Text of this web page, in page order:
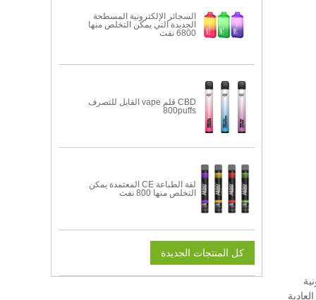
السجائر الإلكترونية المسطحة
الجديدة التي يمكن التخلص منها
6800 نفث
CBD قلم vape القابل للتصرف
800puffs
لفة الطباعة CE المعتمدة يمكن
التخلص منها 800 نفث
كل المنتجات الجديدة